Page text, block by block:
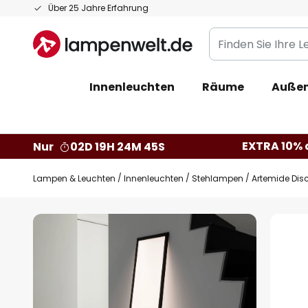
Über 25 Jahre Erfahrung
Zum
springen
Finden
Sie
Leuchte...
Innenleuchten Räume
Nur
02D 19H 24M 44S EXTRA
Lampen & Leuchten Innenleuchten Stehlampen Artemide
Zum